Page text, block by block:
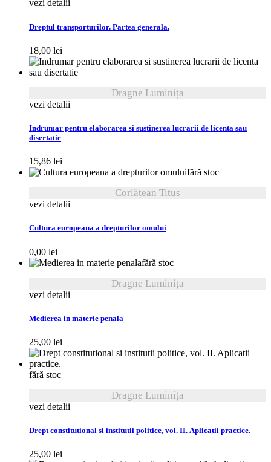
vezi detalii
Dreptul transporturilor. Partea generala.
18,00 lei
Dragne Luminița
vezi detalii
Indrumar pentru elaborarea si sustinerea lucrarii de licenta sau
disertatie
15,86 lei
fără stoc
Corlățean Titus
vezi detalii
Cultura europeana a drepturilor omului
0,00 lei
fără stoc
Dragne Luminița
vezi detalii
Medierea in materie penala
25,00 lei
fără stoc
Dragne Luminița
vezi detalii
Drept constitutional si institutii politice, vol. II. Aplicatii practice.
25,00 lei